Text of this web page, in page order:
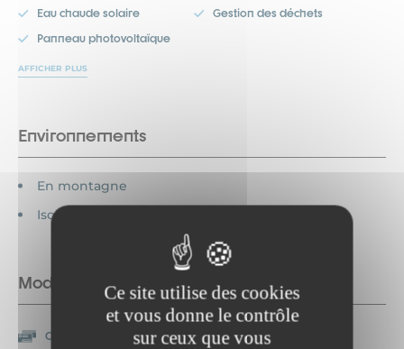
Ce site utilise des cookies
et vous donne le contrôle
sur ceux que vous
Eau chaude solaire
Gestion des déchets
Panneau photovoltaïque
AFFICHER PLUS
Environnements
En montagne
Isolé
Modes de paiement
Carte bancaire/crédit Chèque